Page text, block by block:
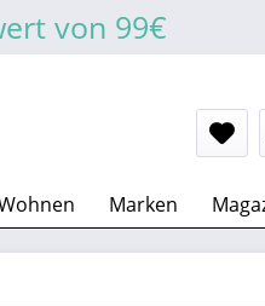
von 99€
Marken